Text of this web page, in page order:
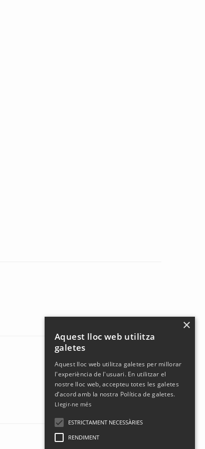
×
Aquest lloc web utilitza
galetes
Aquest lloc web utilitza galetes per millorar
l'experiència de l'usuari. En utilitzar el
nostre lloc web, accepteu totes les galetes
d’acord amb la nostra Política de galetes.
Llegir-ne més
ESTRICTAMENT NECESSÀRIES
RENDIMENT